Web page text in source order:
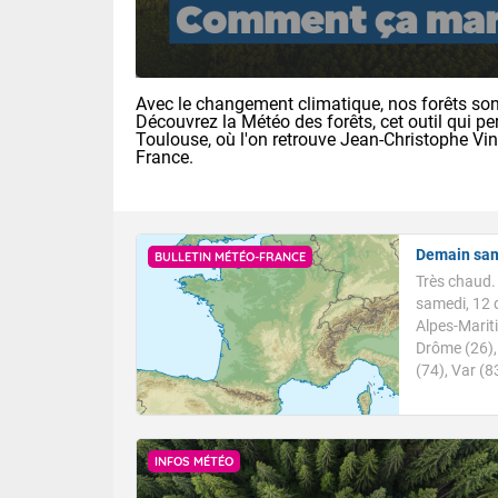
TENDANCE
Avec le changement climatique, nos forêts
Découvrez la Météo des forêts, cet outil qui
Toulouse, où l'on retrouve Jean-Christophe
France.
BULLETIN MÉTÉO-FRANCE
Demain
Très
samedi, 12
Alpes-
Drôme
(74), Var
Voici les
22/14 Paris :
Clermont-
Limoges :
Lille : 25/15
INFOS MÉTÉO